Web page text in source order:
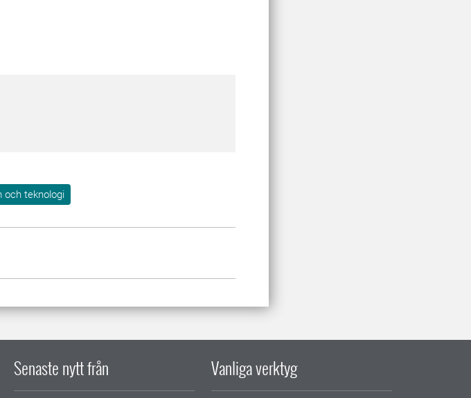
och teknologi
Senaste nytt från Vanliga verktyg